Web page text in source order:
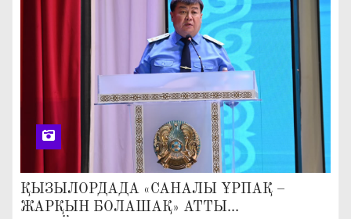
ҚЫЗЫЛОРДАДА «САНАЛЫ ҰРПАҚ –
ЖАРҚЫН БОЛАШАҚ» АТТЫ